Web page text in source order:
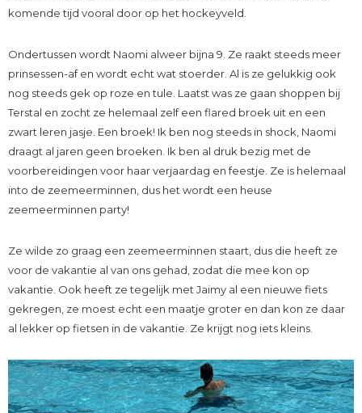
komende tijd vooral door op het hockeyveld.
Ondertussen wordt Naomi alweer bijna 9. Ze raakt steeds meer
prinsessen-af en wordt echt wat stoerder. Al is ze gelukkig ook
nog steeds gek op roze en tule. Laatst was ze gaan shoppen bij
Terstal en zocht ze helemaal zelf een flared broek uit en een
zwart leren jasje. Een broek! Ik ben nog steeds in shock, Naomi
draagt al jaren geen broeken. Ik ben al druk bezig met de
voorbereidingen voor haar verjaardag en feestje. Ze is helemaal
into de zeemeerminnen, dus het wordt een heuse
zeemeerminnen party!
Ze wilde zo graag een zeemeerminnen staart, dus die heeft ze
voor de vakantie al van ons gehad, zodat die mee kon op
vakantie. Ook heeft ze tegelijk met Jaimy al een nieuwe fiets
gekregen, ze moest echt een maatje groter en dan kon ze daar
al lekker op fietsen in de vakantie. Ze krijgt nog iets kleins.